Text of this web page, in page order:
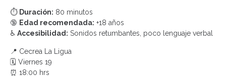
⏱️ Duración: 80 minutos
🔞 Edad recomendada: +18 años
♿ Accesibilidad: Sonidos retumbantes, poco lenguaje verbal
📍 Cecrea La Ligua
🗓️ Viernes 19
⏰ 18:00 hrs